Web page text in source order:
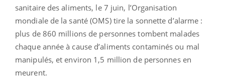
sanitaire des aliments, le 7 juin, l’Organisation
mondiale de la santé (OMS) tire la sonnette d’alarme :
plus de 860 millions de personnes tombent malades
chaque année à cause d’aliments contaminés ou mal
manipulés, et environ 1,5 million de personnes en
meurent.